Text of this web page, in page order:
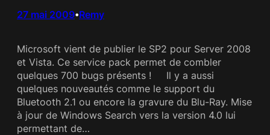
27 mai 2009•Remy
Microsoft vient de publier le SP2 pour Server 2008
et Vista. Ce service pack permet de combler
quelques 700 bugs présents ! Il y a aussi
quelques nouveautés comme le support du
Bluetooth 2.1 ou encore la gravure du Blu-Ray. Mise
à jour de Windows Search vers la version 4.0 lui
permettant de…